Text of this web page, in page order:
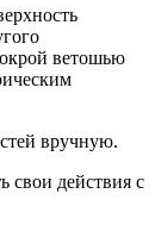
ветошью
вручную.
свои действия с